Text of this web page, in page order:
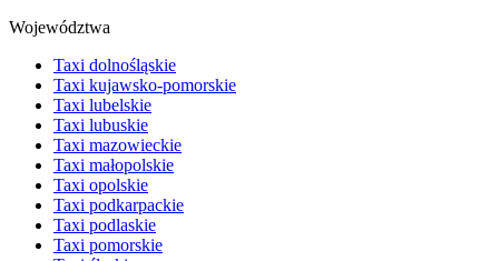
Województwa
Taxi dolnośląskie
Taxi kujawsko-pomorskie
Taxi lubelskie
Taxi lubuskie
Taxi mazowieckie
Taxi małopolskie
Taxi opolskie
Taxi podkarpackie
Taxi podlaskie
Taxi pomorskie